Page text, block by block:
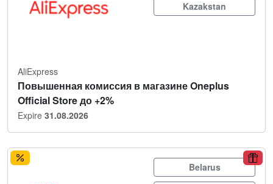
Kazakstan
AliExpress
Повышенная комиссия в магазине Oneplus
Official Store до +2%
Expire 31.08.2026
Belarus